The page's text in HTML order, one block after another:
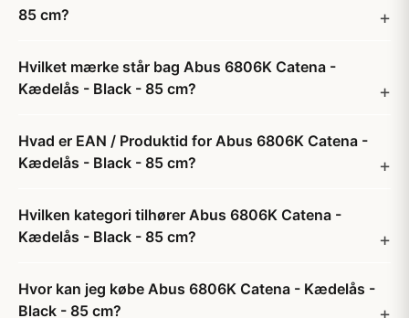
85 cm?
Hvilket mærke står bag Abus 6806K Catena -
Kædelås - Black - 85 cm?
Hvad er EAN / Produktid for Abus 6806K Catena -
Kædelås - Black - 85 cm?
Hvilken kategori tilhører Abus 6806K Catena -
Kædelås - Black - 85 cm?
Hvor kan jeg købe Abus 6806K Catena - Kædelås -
Black - 85 cm?